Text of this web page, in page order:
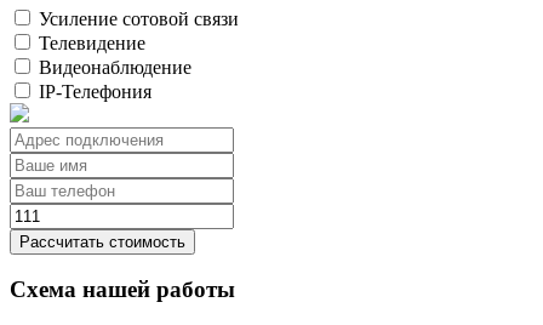
Усиление сотовой связи
Телевидение
Видеонаблюдение
IP-Телефония
Рассчитать стоимость
Схема нашей работы